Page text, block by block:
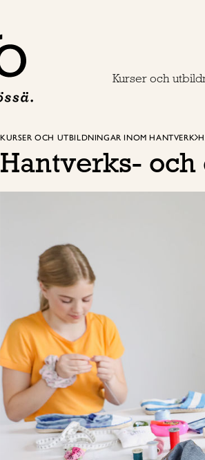
Kurser och
KURSER OCH UTBILDNINGAR INOM HANTVERK
Hantverks-